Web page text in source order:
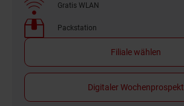
Gratis WLAN
Packstation
Filiale wählen
Digitaler Wochenprospekt